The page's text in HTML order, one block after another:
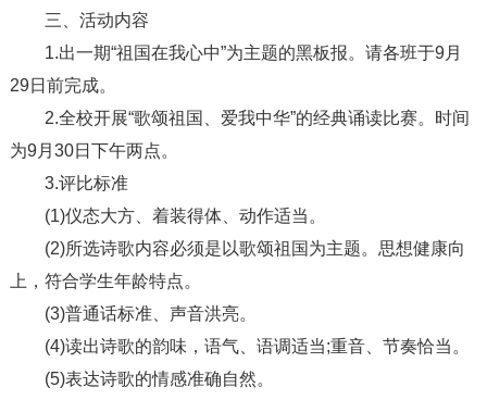
三、活动内容
1.出一期“祖国在我心中”为主题的黑板报。请各班于9月
29日前完成。
2.全校开展“歌颂祖国、爱我中华”的经典诵读比赛。时间
为9月30日下午两点。
3.评比标准
(1)仪态大方、着装得体、动作适当。
(2)所选诗歌内容必须是以歌颂祖国为主题。思想健康向
上，符合学生年龄特点。
(3)普通话标准、声音洪亮。
(4)读出诗歌的韵味，语气、语调适当;重音、节奏恰当。
(5)表达诗歌的情感准确自然。